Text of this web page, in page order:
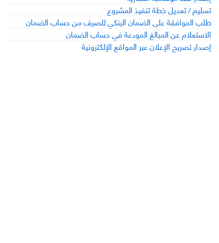
تسليم / تعديل خطة تنفيذ المشروع
طلب الموافقة على الضمان البنكي للصرف من حساب الضمان
الاستعلام عن المبالغ المودعة في حساب الضمان
إصدار تصريح الإعلان عبر المواقع الإلكترونية